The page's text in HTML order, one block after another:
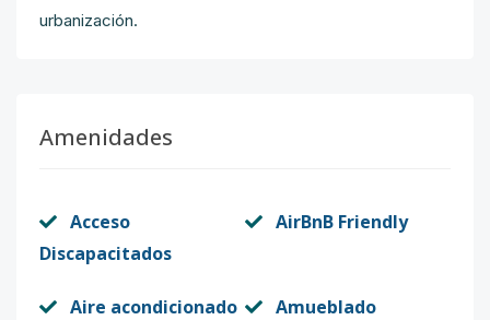
urbanización.
Amenidades
Acceso
Discapacitados
AirBnB Friendly
Aire acondicionado Amueblado